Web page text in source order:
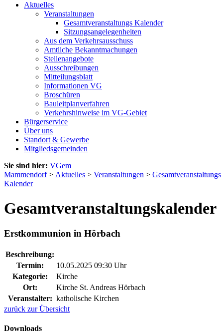
Aktuelles
Veranstaltungen
Gesamtveranstaltungs Kalender
Sitzungsangelegenheiten
Aus dem Verkehrsausschuss
Amtliche Bekanntmachungen
Stellenangebote
Ausschreibungen
Mitteilungsblatt
Informationen VG
Broschüren
Bauleitplanverfahren
Verkehrshinweise im VG-Gebiet
Bürgerservice
Über uns
Standort & Gewerbe
Mitgliedsgemeinden
Sie sind hier: VGem
Mammendorf> Aktuelles > Veranstaltungen > Gesamtveranstaltungs
Kalender
Gesamtveranstaltungskalender
Erstkommunion in Hörbach
Beschreibung:
Termin:
10.05.2025 09:30 Uhr
Kategorie:
Kirche
Ort:
Kirche St. Andreas Hörbach
Veranstalter: katholische Kirchen
zurück zur Übersicht
Downloads